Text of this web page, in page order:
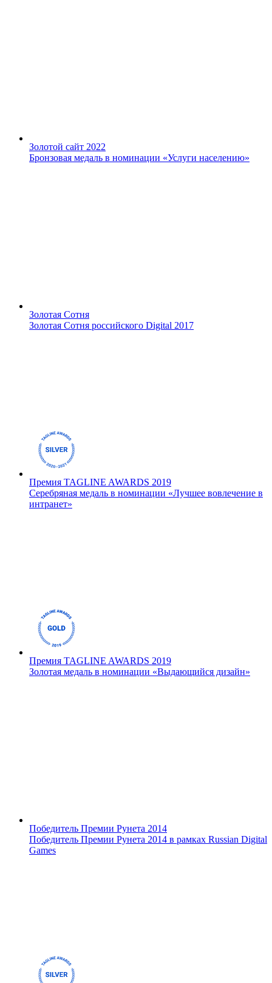
Золотой сайт 2022
Бронзовая медаль в номинации «Услуги населению»
Золотая Сотня
Золотая Cотня российского Digital 2017
Премия TAGLINE AWARDS 2019
Серебряная медаль в номинации «Лучшее вовлечение в
интранет»
Премия TAGLINE AWARDS 2019
Золотая медаль в номинации «Выдающийся дизайн»
Победитель Премии Рунета 2014
Победитель Премии Рунета 2014 в рамках Russian Digital
Games